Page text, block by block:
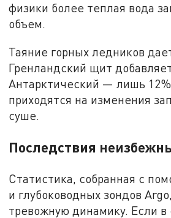
физики более теплая вода
объем.
Таяние горных ледников
Гренландский щит
Антарктический — лишь
приходятся на изменения
суше.
Последствия
Статистика, собранная с
и глубоководных зондов
тревожную динамику. Если в